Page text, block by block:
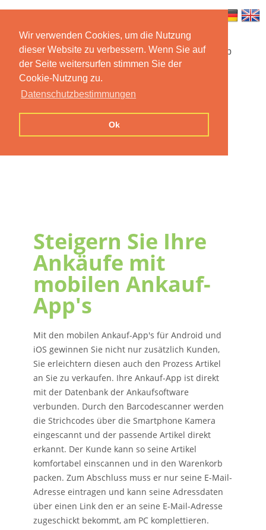
Wir verwenden Cookies, um die Nutzung
dieser Website zu verbessern. Wenn Sie auf
der Seite weitersurfen stimmen Sie der
Cookie-Nutzung zu.
Datenschutzbestimmungen
Ok
Startseite Funktionen Mobile App
Preise
Kontakt Impressum
Steigern Sie Ihre
Ankäufe mit
mobilen Ankauf-
App's
Mit den mobilen Ankauf-App's für Android und
iOS gewinnen Sie nicht nur zusätzlich Kunden,
Sie erleichtern diesen auch den Prozess Artikel
an Sie zu verkaufen. Ihre Ankauf-App ist direkt
mit der Datenbank der Ankaufsoftware
verbunden. Durch den Barcodescanner werden
die Strichcodes über die Smartphone Kamera
eingescannt und der passende Artikel direkt
erkannt. Der Kunde kann so seine Artikel
komfortabel einscannen und in den Warenkorb
packen. Zum Abschluss muss er nur seine E-Mail-
Adresse eintragen und kann seine Adressdaten
über einen Link den er an seine E-Mail-Adresse
zugeschickt bekommt, am PC komplettieren.